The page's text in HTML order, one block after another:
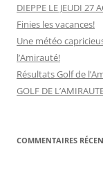
DIEPPE LE JEUDI 27
Finies les vacances!
Une météo
l’Amirauté!
Résultats Golf de
GOLF DE
COMMENTAIRES